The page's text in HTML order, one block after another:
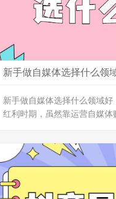
新手做自媒体选择什么领
新手做自媒体选择什么领域
红利时期，虽然靠运营自媒
来还是只赚了个别人的零头。
一、三农领域
我们去观察各大平台，不管是
我们不难发现，不管是粉丝